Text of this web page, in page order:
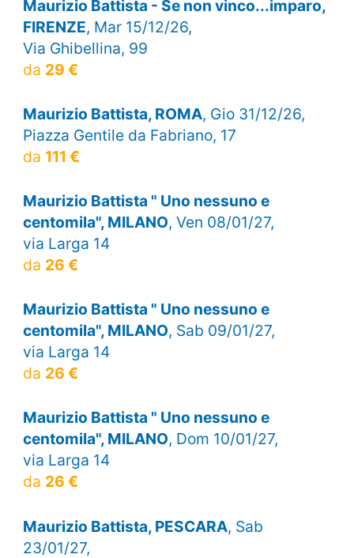
Maurizio Battista - Se non vinco...imparo,
FIRENZE, Mar 15/12/26,
Via Ghibellina, 99
da 29 €
Maurizio Battista, ROMA, Gio 31/12/26,
Piazza Gentile da Fabriano, 17
da 111 €
Maurizio Battista " Uno nessuno e
centomila", MILANO, Ven 08/01/27,
via Larga 14
da 26 €
Maurizio Battista " Uno nessuno e
centomila", MILANO, Sab 09/01/27,
via Larga 14
da 26 €
Maurizio Battista " Uno nessuno e
centomila", MILANO, Dom 10/01/27,
via Larga 14
da 26 €
Maurizio Battista, PESCARA, Sab
23/01/27,